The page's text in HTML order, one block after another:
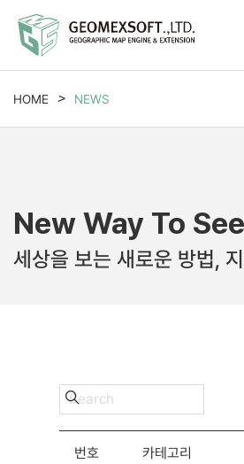
HOME NEWS
New Way To
세상을 보는 새로운 방법,
번호 카테고리